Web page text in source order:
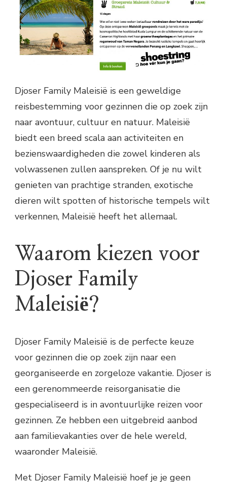
Djoser Family Maleisië is een geweldige
reisbestemming voor gezinnen die op zoek zijn
naar avontuur, cultuur en natuur. Maleisië
biedt een breed scala aan activiteiten en
bezienswaardigheden die zowel kinderen als
volwassenen zullen aanspreken. Of je nu wilt
genieten van prachtige stranden, exotische
dieren wilt spotten of historische tempels wilt
verkennen, Maleisië heeft het allemaal.
Waarom kiezen voor
Djoser Family
Maleisië?
Djoser Family Maleisië is de perfecte keuze
voor gezinnen die op zoek zijn naar een
georganiseerde en zorgeloze vakantie. Djoser is
een gerenommeerde reisorganisatie die
gespecialiseerd is in avontuurlijke reizen voor
gezinnen. Ze hebben een uitgebreid aanbod
aan familievakanties over de hele wereld,
waaronder Maleisië.
Met Djoser Family Maleisië hoef je je geen